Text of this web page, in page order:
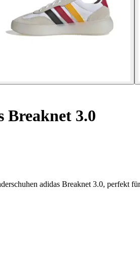
Breaknet 3.0
adidas Breaknet 3.0, perfekt